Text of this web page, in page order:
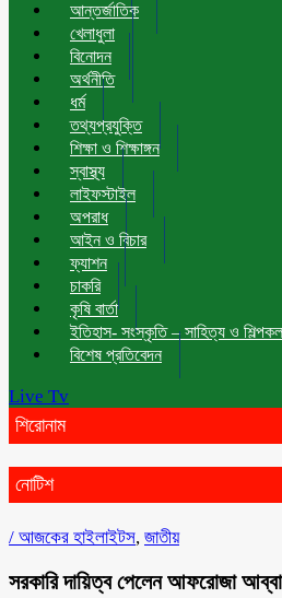
আন্তর্জাতিক
খেলাধুলা
বিনোদন
অর্থনীতি
ধর্ম
তথ্যপ্রযুক্তি
শিক্ষা ও শিক্ষাঙ্গন
স্বাস্থ্য
লাইফস্টাইল
অপরাধ
আইন ও বিচার
ফ্যাশন
চাকরি
কৃষি বার্তা
ইতিহাস- সংস্কৃতি – সাহিত্য ও
বিশেষ প্রতিবেদন
Live Tv
শিরোনাম
নোটিশ
/ আজকের হাইলাইটস, জাতীয়
সরকারি দায়িত্ব পেলেন আফরোজা